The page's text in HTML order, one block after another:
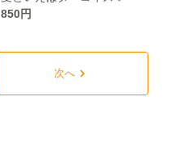
850円
次へ